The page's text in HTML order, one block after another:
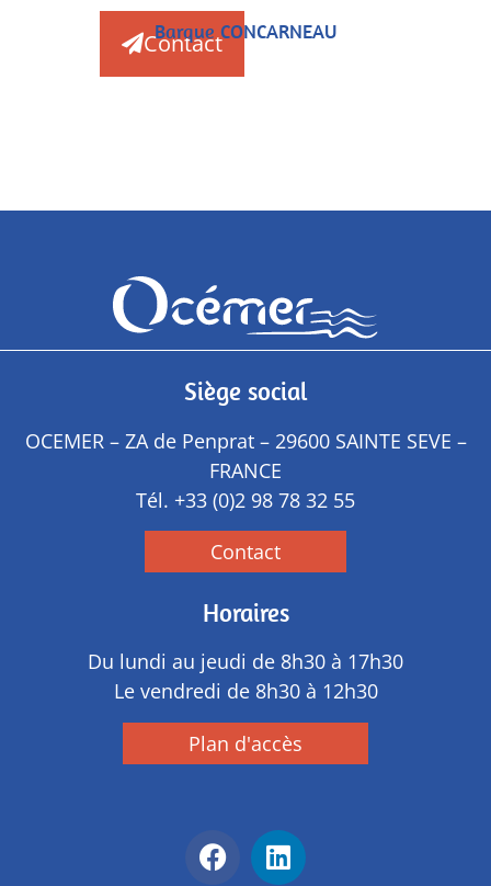
Contact
Barque CONCARNEAU
Siège social
OCEMER – ZA de Penprat – 29600 SAINTE SEVE –
FRANCE
Tél. +33 (0)2 98 78 32 55
Contact
Horaires
Du lundi au jeudi de 8h30 à 17h30
Le vendredi de 8h30 à 12h30
Plan d'accès